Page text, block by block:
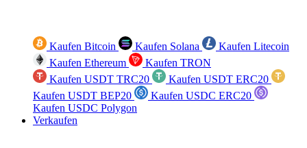
Kaufen Bitcoin Kaufen Solana
Kaufen Litecoin
Kaufen Ethereum
Kaufen TRON
Kaufen USDT TRC20
Kaufen USDT ERC20
Kaufen USDT BEP20
Kaufen USDC ERC20
Kaufen USDC Polygon
Verkaufen